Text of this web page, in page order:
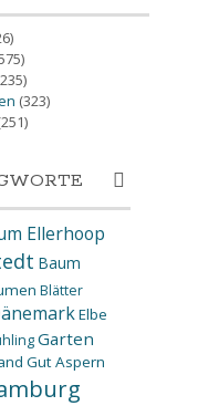
(323)
Ellerhoop
Baum
Blätter
Elbe
Garten
Gut Aspern